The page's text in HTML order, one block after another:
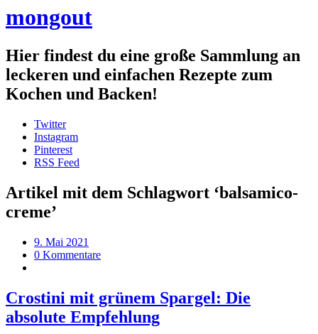
mongout
Hier findest du eine große Sammlung an
leckeren und einfachen Rezepte zum
Kochen und Backen!
Twitter
Instagram
Pinterest
RSS Feed
Artikel mit dem Schlagwort ‘balsamico-
creme’
9. Mai 2021
0 Kommentare
Crostini mit grünem Spargel: Die
absolute Empfehlung